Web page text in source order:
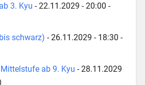
3. Kyu - 22.11.2029 - 20:00 -
schwarz) - 26.11.2029 - 18:30 -
ab 9. Kyu - 28.11.2029